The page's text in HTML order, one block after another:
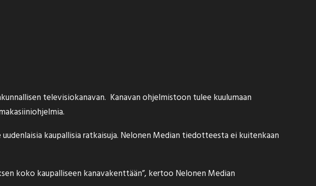
televisiokanavan. Kanavan ohjelmistoon tulee kuulumaan
kaupallisia ratkaisuja. Nelonen Median tiedotteesta ei kuitenkaan
koko kaupalliseen kanavakenttään”, kertoo Nelonen Median